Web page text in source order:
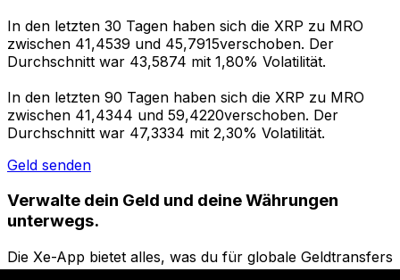
In den letzten 30 Tagen haben sich die XRP zu MRO
zwischen 41,4539 und 45,7915verschoben. Der
Durchschnitt war 43,5874 mit 1,80% Volatilität.
In den letzten 90 Tagen haben sich die XRP zu MRO
zwischen 41,4344 und 59,4220verschoben. Der
Durchschnitt war 47,3334 mit 2,30% Volatilität.
Geld senden
Verwalte dein Geld und deine Währungen
unterwegs.
Die Xe-App bietet alles, was du für globale Geldtransfers
und Währungsmanagement benötigst. Währungen